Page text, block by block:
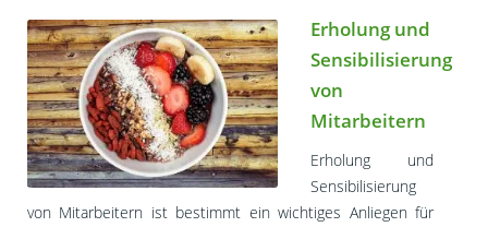
Erholung und
Sensibilisierung
von
Mitarbeitern
Erholung und
Sensibilisierung
von Mitarbeitern ist bestimmt ein wichtiges Anliegen für